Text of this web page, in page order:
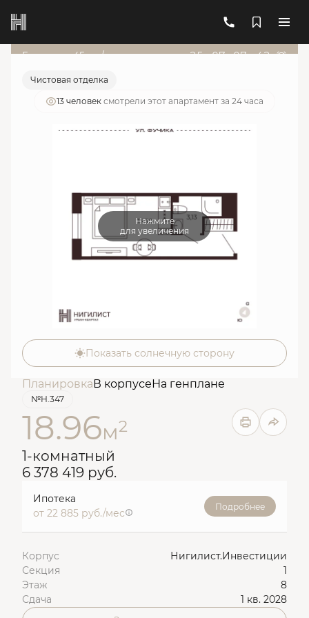
1-комнатный 6 378 419 руб.
Ипотека
Гарант от 45т.р./мес 25д:07ч:07м:42с
Чистовая отделка
13 человек смотрели этот апартамент за 24 часа
Нажмите
для увеличения
Показать солнечную сторону
ПланировкаВ корпусеНа генплане
№Н.347
18.96м2
1-комнатный
6 378 419 руб.
Ипотека
от 22 885 руб./мес
Подробнее
Корпус
Нигилист.Инвестиции
Секция
1
Этаж
8
Сдача
1 кв. 2028